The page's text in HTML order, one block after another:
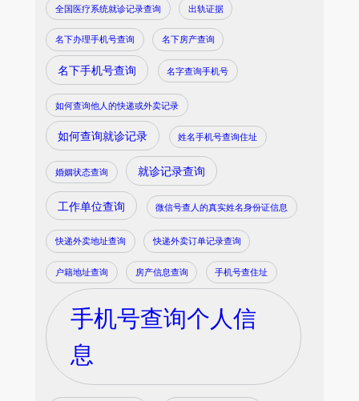
全国医疗系统就诊记录查询 出轨证据
名下办理手机号查询 名下房产查询
名下手机号查询 名字查询手机号
如何查询他人的快递或外卖记录
如何查询就诊记录 姓名手机号查询住址
婚姻状态查询 就诊记录查询
工作单位查询 微信号查人的真实姓名身份证信息
快递外卖地址查询 快递外卖订单记录查询
户籍地址查询 房产信息查询 手机号查住址
手机号查询个人信
息